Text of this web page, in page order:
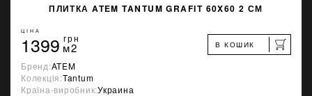
ПЛИТКА ATEM TANTUM GRAFIT 60X60 2 СМ
ЦІНА
1399 грн
м2 В КОШИК
Бренд:ATEM
Колекція:Tantum
Країна-виробник:Украина